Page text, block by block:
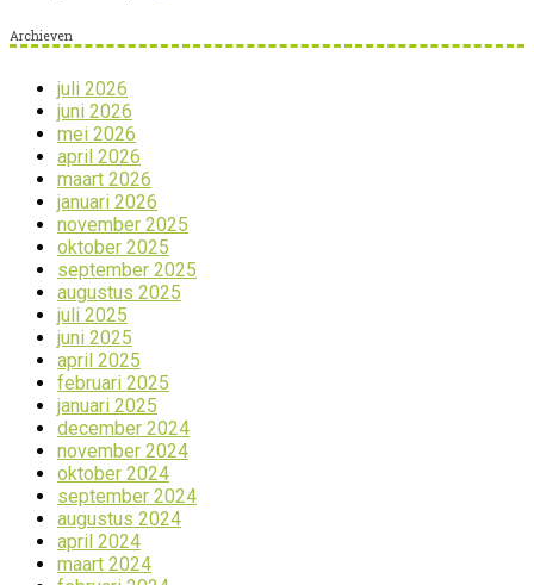
Archieven
juli 2026
juni 2026
mei 2026
april 2026
maart 2026
januari 2026
november 2025
oktober 2025
september 2025
augustus 2025
juli 2025
juni 2025
april 2025
februari 2025
januari 2025
december 2024
november 2024
oktober 2024
september 2024
augustus 2024
april 2024
maart 2024